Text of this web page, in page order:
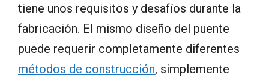
tiene unos requisitos y desafíos durante la
fabricación. El mismo diseño del puente
puede requerir completamente diferentes
métodos de construcción, simplemente